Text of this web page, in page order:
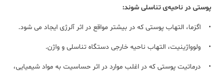
پوستی در ناحیه‌ی تناسلی شوند:
• اگزما، التهاب پوستی که در بیشتر مواقع در اثر آلرژی ایجاد می شود.
• ولوواژینیت، التهاب ناحیه خارجی دستگاه تناسلی و واژن.
• درماتیت پوستی که در اغلب موارد در اثر حساسیت به مواد شیمیایی،